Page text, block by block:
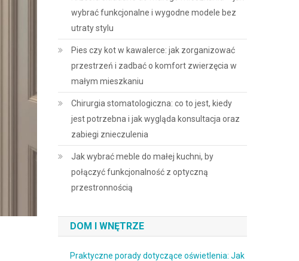
wybrać funkcjonalne i wygodne modele bez
utraty stylu
Pies czy kot w kawalerce: jak zorganizować
przestrzeń i zadbać o komfort zwierzęcia w
małym mieszkaniu
Chirurgia stomatologiczna: co to jest, kiedy
jest potrzebna i jak wygląda konsultacja oraz
zabiegi znieczulenia
Jak wybrać meble do małej kuchni, by
połączyć funkcjonalność z optyczną
przestronnością
DOM I WNĘTRZE
Praktyczne porady dotyczące oświetlenia: Jak